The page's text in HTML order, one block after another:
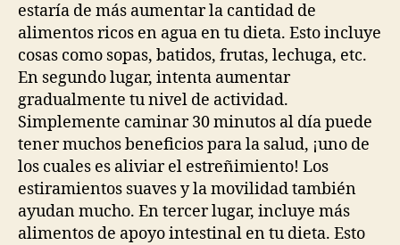
estaría de más aumentar la cantidad de
alimentos ricos en agua en tu dieta. Esto incluye
cosas como sopas, batidos, frutas, lechuga, etc.
En segundo lugar, intenta aumentar
gradualmente tu nivel de actividad.
Simplemente caminar 30 minutos al día puede
tener muchos beneficios para la salud, ¡uno de
los cuales es aliviar el estreñimiento! Los
estiramientos suaves y la movilidad también
ayudan mucho. En tercer lugar, incluye más
alimentos de apoyo intestinal en tu dieta. Esto